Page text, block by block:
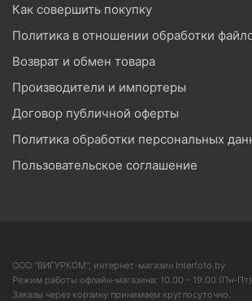
Как совершить покупку
Политика в отношении обработки
Возврат и обмен товара
Производители и импортеры
Договор публичной оферты
Политика обработки персональных
Пользовательское соглашение
ООО "ВИГУРКОМ", интернет-магазин Interfoto.by
Режим работы офлайн-магазина: 10.00 - 19.00 (Пн-
Заказы через корзину принимаем круглосуточно.